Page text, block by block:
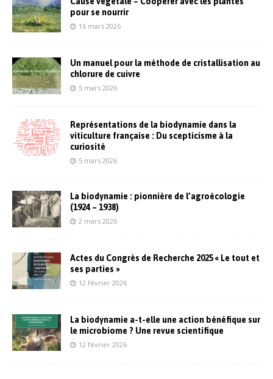
pour se nourrir
16 mars 2026
Un manuel pour la méthode de cristallisation au
chlorure de cuivre
5 mars 2026
Représentations de la biodynamie dans la
viticulture française : Du scepticisme à la
curiosité
5 mars 2026
La biodynamie : pionnière de l’agroécologie
(1924 – 1938)
2 mars 2026
Actes du Congrès de Recherche 2025 « Le tout et
ses parties »
12 février 2026
La biodynamie a-t-elle une action bénéfique sur
le microbiome ? Une revue scientifique
12 février 2026